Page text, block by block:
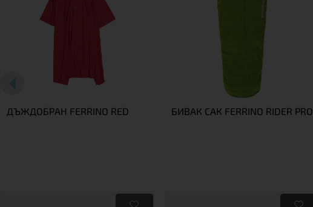
ДЪЖДОБРАН FERRINO RED БИВАК САК FERRINO RIDER PRO